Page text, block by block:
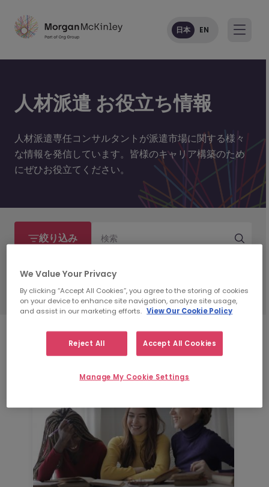
日本 EN
人材派遣 お役立ち情報
人材派遣専任コンサルタントが派遣市場に関する様々
な情報を発信しています。皆様のキャリア構築のため
にぜひお役立てください。
絞り込み 検索
お役立ちテンプレート
We Value Your Privacy
By clicking “Accept All Cookies”, you agree to the storing of cookies
on your device to enhance site navigation, analyze site usage,
and assist in our marketing efforts. View Our Cookie Policy
Reject All Accept All Cookies
Manage My Cookie Settings